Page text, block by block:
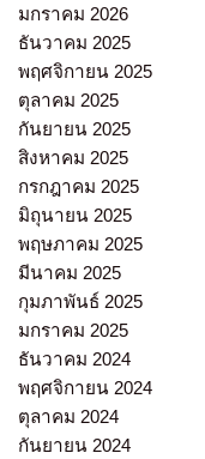
มกราคม 2026
ธันวาคม 2025
พฤศจิกายน 2025
ตุลาคม 2025
กันยายน 2025
สิงหาคม 2025
กรกฎาคม 2025
มิถุนายน 2025
พฤษภาคม 2025
มีนาคม 2025
กุมภาพันธ์ 2025
มกราคม 2025
ธันวาคม 2024
พฤศจิกายน 2024
ตุลาคม 2024
กันยายน 2024